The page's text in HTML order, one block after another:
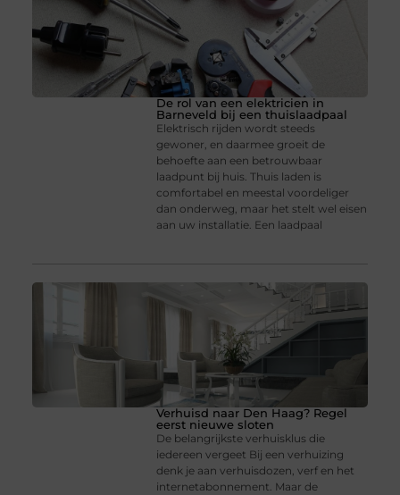
De rol van een elektricien in
Barneveld bij een thuislaadpaal
Elektrisch rijden wordt steeds
gewoner, en daarmee groeit de
behoefte aan een betrouwbaar
laadpunt bij huis. Thuis laden is
comfortabel en meestal voordeliger
dan onderweg, maar het stelt wel eisen
aan uw installatie. Een laadpaal
Verhuisd naar Den Haag? Regel
eerst nieuwe sloten
De belangrijkste verhuisklus die
iedereen vergeet Bij een verhuizing
denk je aan verhuisdozen, verf en het
internetabonnement. Maar de